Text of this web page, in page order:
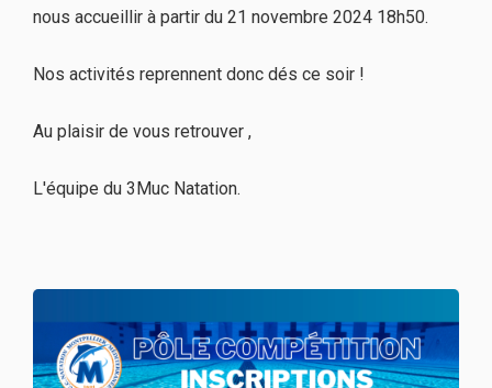
nous accueillir à partir du 21 novembre 2024 18h50.
Nos activités reprennent donc dés ce soir !
Au plaisir de vous retrouver ,
L'équipe du 3Muc Natation.